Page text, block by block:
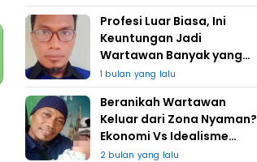
Profesi Luar Biasa, Ini
Keuntungan Jadi
Wartawan Banyak yang
Takut
1 bulan yang lalu
Beranikah Wartawan
Keluar dari Zona Nyaman?
Ekonomi Vs Idealisme
Jurnalistik
2 bulan yang lalu